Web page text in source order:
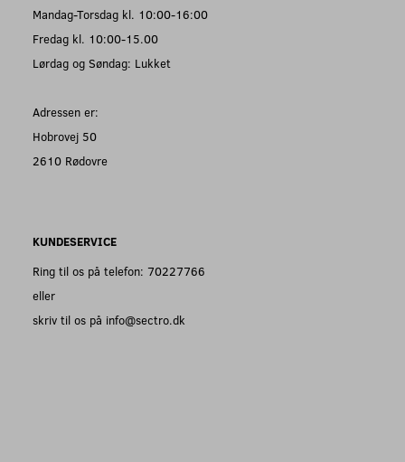
Mandag-Torsdag kl. 10:00-16:00
Fredag kl. 10:00-15.00
Lørdag og Søndag: Lukket
Adressen er:
Hobrovej 50
2610 Rødovre
KUNDESERVICE
Ring til os på telefon: 70227766
eller
skriv til os på info@sectro.dk